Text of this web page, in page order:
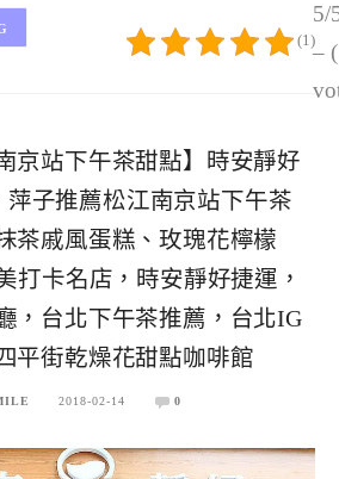
5/
–
(1)
京站下午茶甜點】時安靜好
萍子推薦松江南京站下午茶
茶戚風蛋糕、玫瑰花檸檬
打卡名店，時安靜好捷運，
，台北下午茶推薦，台北IG
平街乾燥花甜點咖啡館
2018-02-14 0